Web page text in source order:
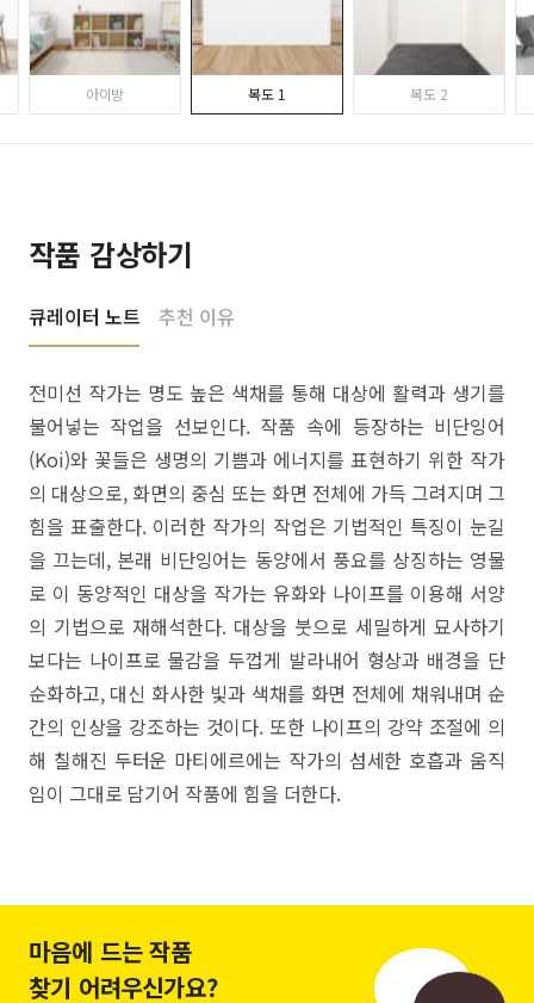
아이방 복도 1 복도 2
작품 감상하기
큐레이터 노트 추천 이유
전미선 작가는 명도 높은 색채를 통해 대상에 활력과 생기를
불어넣는 작업을 선보인다. 작품 속에 등장하는 비단잉어
(Koi)와 꽃들은 생명의 기쁨과 에너지를 표현하기 위한 작가
의 대상으로, 화면의 중심 또는 화면 전체에 가득 그려지며 그
힘을 표출한다. 이러한 작가의 작업은 기법적인 특징이 눈길
을 끄는데, 본래 비단잉어는 동양에서 풍요를 상징하는 영물
로 이 동양적인 대상을 작가는 유화와 나이프를 이용해 서양
의 기법으로 재해석한다. 대상을 붓으로 세밀하게 묘사하기
보다는 나이프로 물감을 두껍게 발라내어 형상과 배경을 단
순화하고, 대신 화사한 빛과 색채를 화면 전체에 채워내며 순
간의 인상을 강조하는 것이다. 또한 나이프의 강약 조절에 의
해 칠해진 두터운 마티에르에는 작가의 섬세한 호흡과 움직
임이 그대로 담기어 작품에 힘을 더한다.
마음에 드는 작품
찾기 어려우신가요?